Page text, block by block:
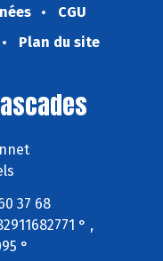
CGU
Plan du site
37 68
° ,
°